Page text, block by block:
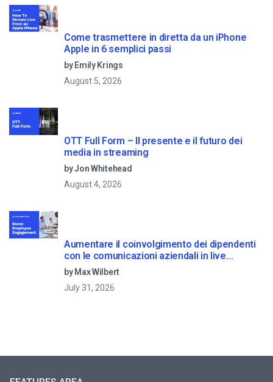
Come trasmettere in diretta da un iPhone
Apple in 6 semplici passi
by Emily Krings
August 5, 2026
OTT Full Form – Il presente e il futuro dei
media in streaming
by Jon Whitehead
August 4, 2026
Aumentare il coinvolgimento dei dipendenti
con le comunicazioni aziendali in live
streaming
by Max Wilbert
July 31, 2026